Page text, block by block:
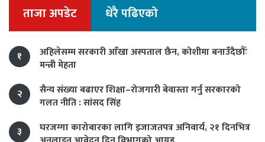
ताजा अपडेट धेरै पढिएको
१
अहिलेसम्म सरकारी आँखा अस्पताल छैन, कोशीमा बनाउँदैछौँः
मन्त्री मेहता
२
सैन्य संख्या बढाएर शिक्षा–रोजगारी बेवास्ता गर्नु सरकारको
गलत नीति : सांसद सिंह
३
घरजग्गा कारोबारका लागि इजाजतपत्र अनिवार्य, २१ दिनभित्र